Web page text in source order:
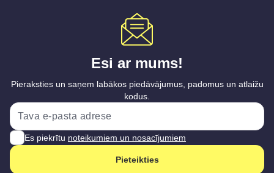
Esi ar mums!
Pieraksties un saņem labākos piedāvājumus, padomus un atlaižu
kodus.
Es piekrītu noteikumiem un nosacījumiem
Pieteikties